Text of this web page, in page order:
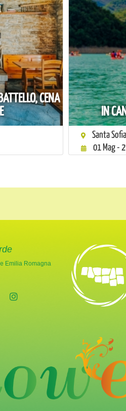
CENA
IN
Santa
01 Mag -
Emilia Romagna
Verde
di Giornata Verde
pagina Twitter di Giornata
visita la pagina Instagram